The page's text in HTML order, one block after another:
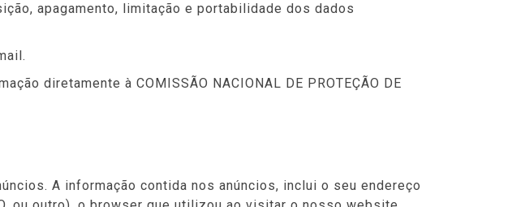
apagamento, limitação e portabilidade dos dados
diretamente à COMISSÃO NACIONAL DE PROTEÇÃO DE
A informação contida nos anúncios, inclui o seu endereço